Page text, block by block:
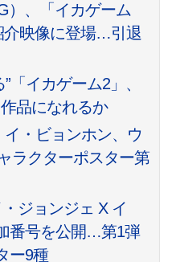
）、「イカゲーム
介映像に登場…引退
「イカゲーム2」、
品になれるか
イ・ビョンホン、ウ
ラクターポスター第
ジョンジェ X イ
番号を公開…第1弾
ー9種